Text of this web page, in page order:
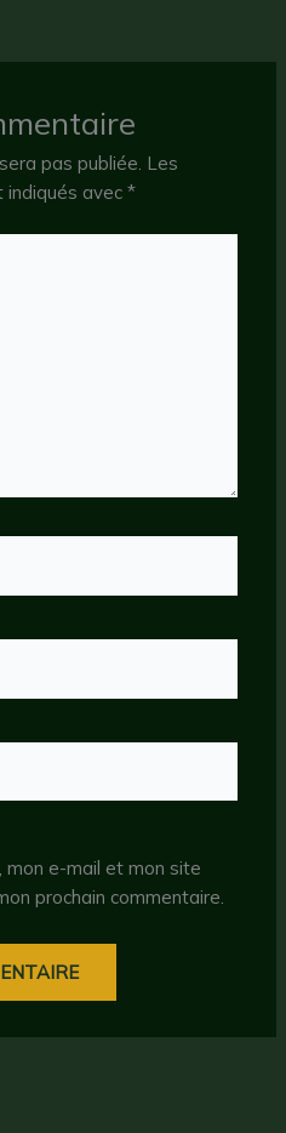
pas publiée. Les
indiqués avec*
mon e-mail et mon site
prochain commentaire.